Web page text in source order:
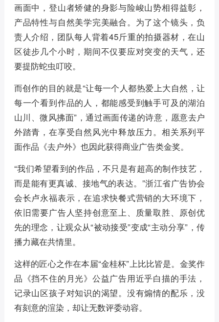
画面中，登山者矫健的身影与险峻山势相得益彰，
产品特性与自然美学完美融合。为了这个镜头，负
责人介绍，团队每人背着45斤重的拍摄器材，在山
区徒步几个小时，期间不仅要应对突变的天气，还
要提防蛇虫叮咬。
而创作的目的就是“让每一个人都热爱上大自然，让
每一个看到作品的人，都能感受到触手可及的湖泊
山川、微风拂面”，通过画面传递的诗意，愿意去户
外踏青，在享受自然风光中释放压力。相关系列平
面作品《去户外》也因此获得商业广告类金奖。
“我们希望看到的作品，不只是有超高的制作技艺，
而是能有更真诚、接地气的表达。”浙江省广告协会
会长卢永福表示，在追求快餐式营销的大环境下，
依旧需要广告人坚持创意至上、质量取胜、原创优
先的理念，让观众从“被动接受”变成“主动分享”，传
播力藏在共情里。
这样的匠心之作在本届“金桂杯”上比比皆是。金奖作
品《挡不住的月光》公益广告用近乎白描的手法，
记录山区孩子对知识的渴望。没有煽情的配乐，没
有刻意的渲染，却让无数评委动容。